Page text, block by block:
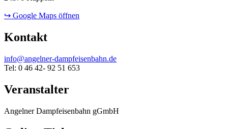
↪ Google Maps öffnen
Kontakt
info@angelner-dampfeisenbahn.de
Tel: 0 46 42- 92 51 653
Veranstalter
Angelner Dampfeisenbahn gGmbH